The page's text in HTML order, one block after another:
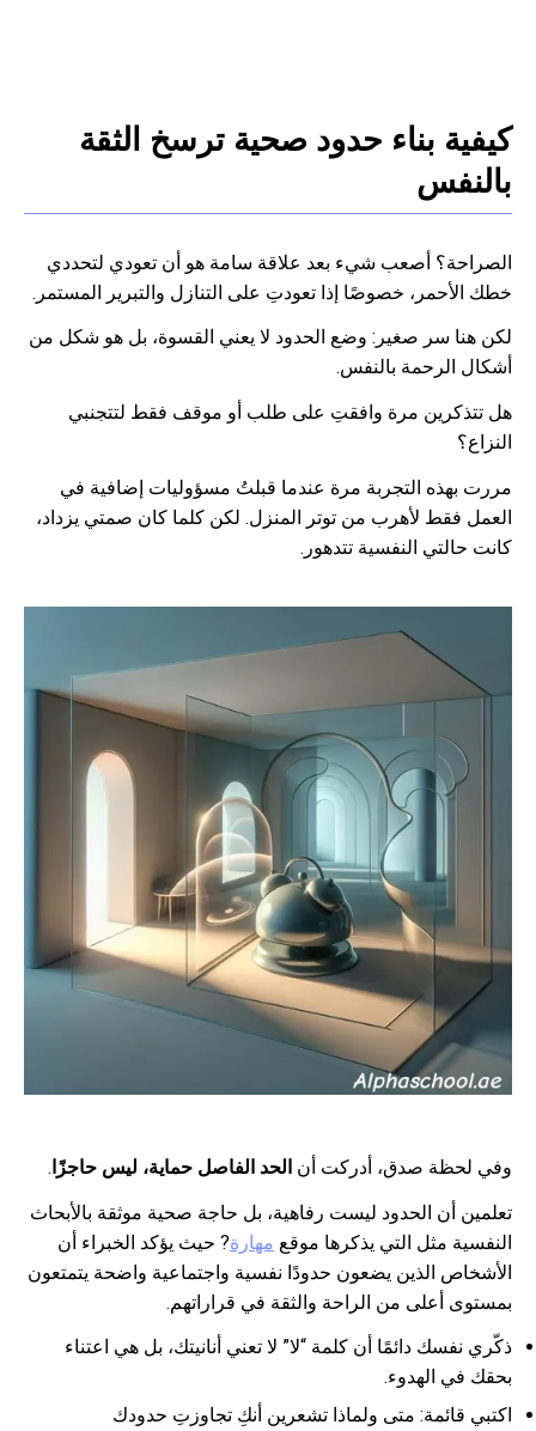
كيفية بناء حدود صحية ترسخ الثقة
بالنفس
الصراحة؟ أصعب شيء بعد علاقة سامة هو أن تعودي لتحددي
خطك الأحمر، خصوصًا إذا تعودتِ على التنازل والتبرير المستمر.
لكن هنا سر صغير: وضع الحدود لا يعني القسوة، بل هو شكل من
أشكال الرحمة بالنفس.
هل تتذكرين مرة وافقتِ على طلب أو موقف فقط لتتجنبي
النزاع؟
مررت بهذه التجربة مرة عندما قبلتُ مسؤوليات إضافية في
العمل فقط لأهرب من توتر المنزل. لكن كلما كان صمتي يزداد،
كانت حالتي النفسية تتدهور.
وفي لحظة صدق، أدركت أن الحد الفاصل حماية، ليس حاجزًا.
تعلمين أن الحدود ليست رفاهية، بل حاجة صحية موثقة بالأبحاث
النفسية مثل التي يذكرها موقع مهارة? حيث يؤكد الخبراء أن
الأشخاص الذين يضعون حدودًا نفسية واجتماعية واضحة يتمتعون
بمستوى أعلى من الراحة والثقة في قراراتهم.
ذكّري نفسك دائمًا أن كلمة “لا” لا تعني أنانيتك، بل هي اعتناء
بحقك في الهدوء.
اكتبي قائمة: متى ولماذا تشعرين أنكِ تجاوزتِ حدودك